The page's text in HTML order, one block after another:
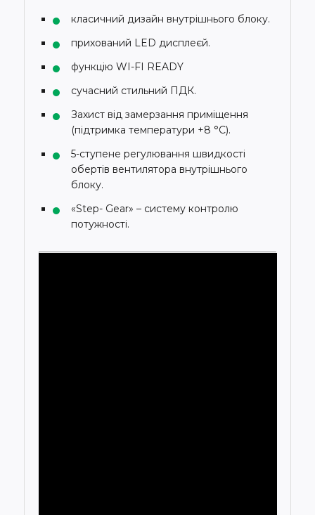
класичний дизайн внутрішнього блоку.
прихований LED дисплеєй.
функцію WI-FI READY
сучасний стильний ПДК.
Захист від замерзання приміщення
(підтримка температури +8 °С).
5-ступене регулювання швидкості
обертів вентилятора внутрішнього
блоку.
«Step- Gear» – систему контролю
потужності.